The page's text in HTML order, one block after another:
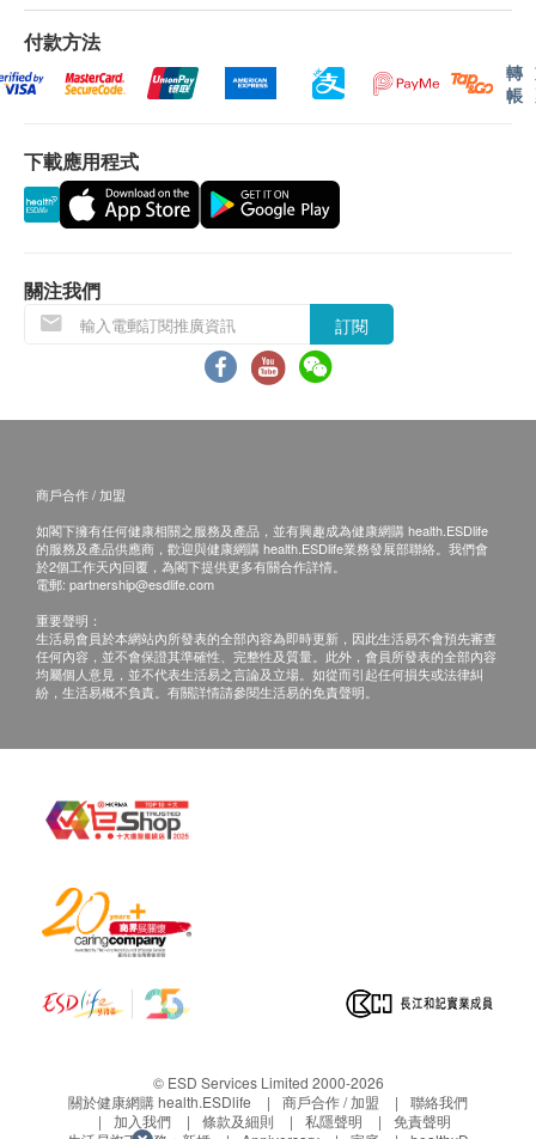
白帶常規檢查
薄層細胞學檢測 (適合有性經驗的女性檢查)
人類乳頭瘤病毒分型檢測（27種）
十二導聯心電圖
乳酸脫氫酶
肌酸激酶
谷草轉氨酶
超聲骨質密度檢測
2 基本項目
基本健康評估
血壓
内科檢查
外科檢查
口腔檢查
人體成份分析
載脂蛋白A1
三酸甘油脂
體檢報告會在體檢後7~14個工作日內發送，客戶
可選擇以下途徑查看體檢報告：
體檢報告完成後，深圳企鵝門診部會發送提醒
訊息至客戶預留的手機號短信息內，微信小程
預留E-mail，深圳企鵝門診部會在報告完成後
發送至客人電郵地址。
體檢報告出具後可預約醫生講解報告，客戶可選擇
電話講解：需至少提前1日預約具體時間
（WhatsApp：+86 19076182486），醫生會按
預約時間主動聯絡客戶。
當面講解：需至少提前1日預約具體時間
（WhatsApp：+86 19076182486），體檢人在
如有爭議，健康網購health.ESDlife 及深圳企鵝門診
部保留最後決定權。
途。當閣下身體健康出現任何疾病徵兆時，應立即
諮詢有認可資格的醫生，作出診斷及治療。
本服務/產品由商戶提供。生活易【健康網購
網購health.ESDlife概不負責。一切有關的索償或
付款方法
轉
帳
下載應用程式
關注我們
訂閱
商戶合作 / 加盟
如閣下擁有任何健康相關之服務及產品，並有興趣成為健康網購 health.ESDlife
的服務及產品供應商，歡迎與健康網購 health.ESDlife業務發展部聯絡。我們會
於2個工作天內回覆，為閣下提供更多有關合作詳情。
電郵: partnership@esdlife.com
重要聲明：
生活易會員於本網站內所發表的全部內容為即時更新，因此生活易不會預先審查
任何內容，並不會保證其準確性、完整性及質量。此外，會員所發表的全部內容
均屬個人意見，並不代表生活易之言論及立場。如從而引起任何損失或法律糾
紛，生活易概不負責。有關詳情請參閱生活易的免責聲明。
© ESD Services Limited 2000-2026
關於健康網購 health.ESDlife
商戶合作 / 加盟
聯絡我們
加入我們
條款及細則 私隱聲明
免責聲明